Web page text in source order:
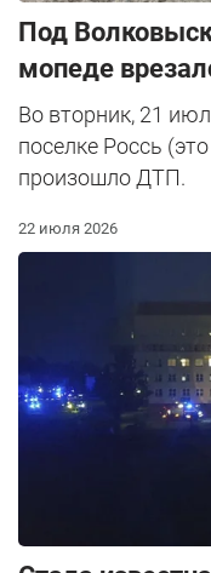
Под
мопеде
Во вторник, 21
поселке Россь
произошло ДТП.
22 июля 2026